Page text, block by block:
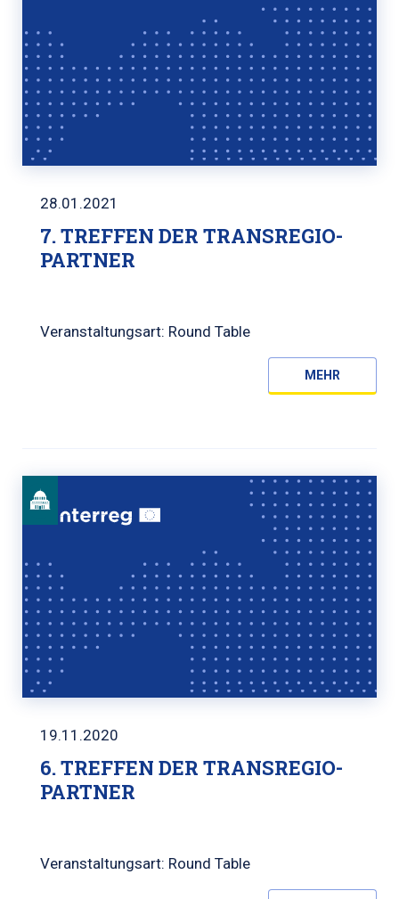
28.01.2021
7. TREFFEN DER TRANSREGIO-
PARTNER
Veranstaltungsart: Round Table
MEHR
19.11.2020
6. TREFFEN DER TRANSREGIO-
PARTNER
Veranstaltungsart: Round Table